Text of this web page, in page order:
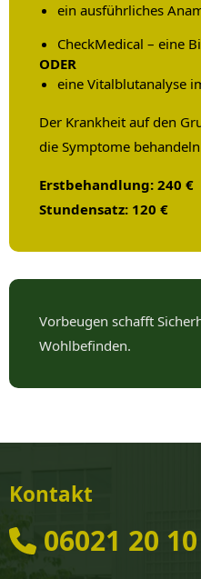
ein ausführliches
CheckMedical – eine
ODER
eine Vitalblutanalyse
Der Krankheit auf den
die Symptome
Erstbehandlung: 240 €
Stundensatz: 120 €
Vorbeugen schafft
Wohlbefinden.
Kontakt
06021 20